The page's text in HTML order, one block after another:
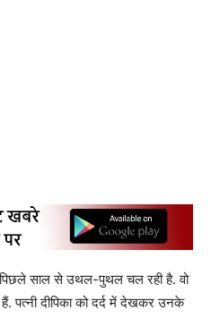
साल से उथल-पुथल चल रही है. वो
पत्नी दीपिका को दर्द में देखकर उनके